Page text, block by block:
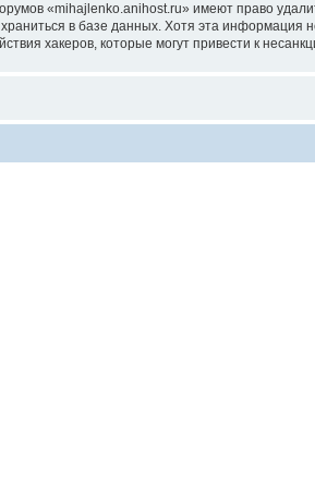
«mihajlenko.anihost.ru» имеют право
в базе данных. Хотя эта информация
хакеров, которые могут привести к